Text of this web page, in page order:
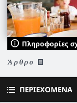
Πληροφορίες
Άρθρο
ΠΕΡΙΕΧΌΜΕΝΑ